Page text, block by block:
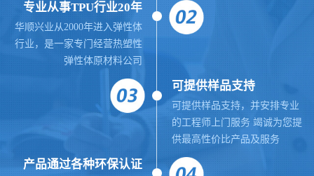
专业从事TPU行业20年
华顺兴业从2000年进入弹性体
行业，是一家专门经营热塑性
弹性体原材料公司
可提供样品支持
可提供样品支持，并安排专业
的工程师上门服务 竭诚为您提
供最高性价比产品及服务
产品通过各种环保认证